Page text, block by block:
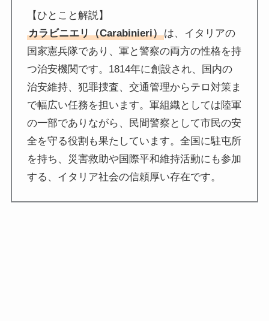
【ひとこと解説】
カラビニエリ（Carabinieri）は、イタリアの
国家憲兵隊であり、軍と警察の両方の性格を持
つ治安機関です。1814年に創設され、国内の
治安維持、犯罪捜査、交通管理からテロ対策ま
で幅広い任務を担います。軍組織としては陸軍
の一部でありながら、民間警察として市民の安
全を守る役割も果たしています。全国に駐屯所
を持ち、災害救助や国際平和維持活動にも参加
する、イタリア社会の信頼厚い存在です。